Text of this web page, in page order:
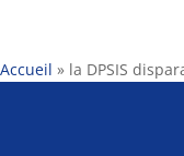
Accueil » la DPSIS